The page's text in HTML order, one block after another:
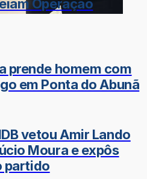
Operação
prende homem com
em Ponta do Abunã
vetou Amir Lando
Moura e expôs
partido